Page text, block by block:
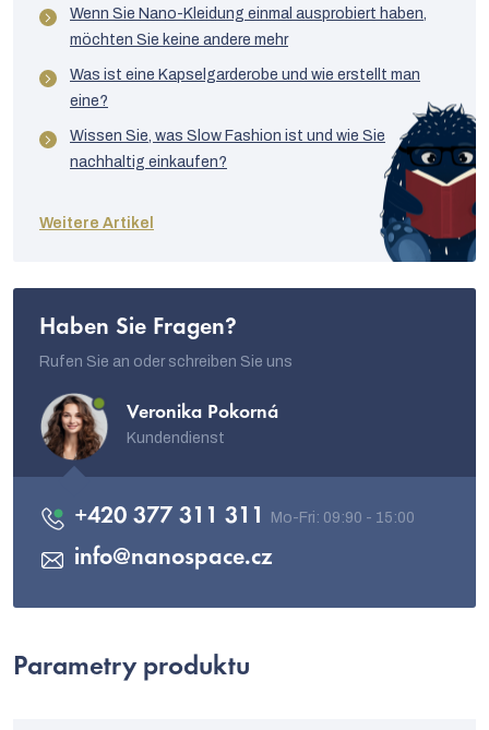
Wenn Sie Nano-Kleidung einmal ausprobiert haben,
möchten Sie keine andere mehr
Was ist eine Kapselgarderobe und wie erstellt man
eine?
Wissen Sie, was Slow Fashion ist und wie Sie
nachhaltig einkaufen?
Weitere Artikel
Haben Sie Fragen?
Rufen Sie an oder schreiben Sie uns
Veronika Pokorná
Kundendienst
info@nanospace.cz
+420 377 311 311
Parametry produktu